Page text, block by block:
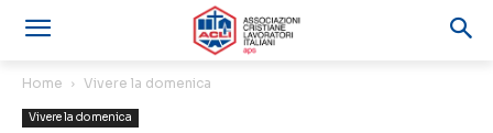
Home Vivere la domenica
Vivere la domenica